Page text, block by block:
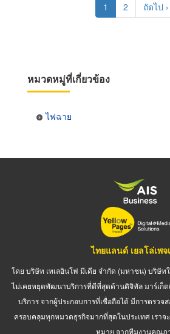
Current
page
1 Page
2
Next
page
ถัดไป ›
หมวดหมู่ที่เกี่ยวข้อง
ไฟฉาย
ไทยแลนด์ เยลโล่เพจ
โดย บริษัท เทเลอินโฟ มีเดีย จำกัด (มหาชน) บริษัท
ไม่เคยหยุดพัฒนาบริการที่ดีที่สุดด้านดิจิทัล มาร์เก็
บริการ จากผู้ประกอบการที่เชื่อถือได้ มีการตรว
ครอบคลุมทุกหมวดธุรกิจมากที่สุดในประเทศ เรา
หมาย จากทีมงานคุณภ